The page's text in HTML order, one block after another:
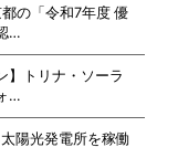
の「令和7年度 優
…
】トリナ・ソーラ
…
陽光発電所を稼働